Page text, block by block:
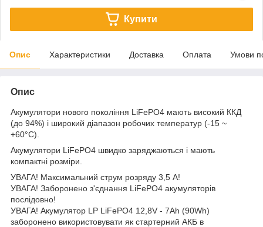
Купити
Опис Характеристики Доставка Оплата Умови
Опис
Акумулятори нового покоління LiFePO4 мають високий ККД
(до 94%) і широкий діапазон робочих температур (-15 ~
+60°C).
Акумулятори LiFePO4 швидко заряджаються і мають
компактні розміри.
УВАГА! Максимальний струм розряду 3,5 А!
УВАГА! Заборонено з'єднання LiFePO4 акумуляторів
послідовно!
УВАГА! Акумулятор LP LiFePO4 12,8V - 7Ah (90Wh)
заборонено використовувати як стартерний АКБ в